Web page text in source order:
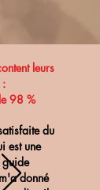
leurs
:
98 %
du
est une
guide
donné